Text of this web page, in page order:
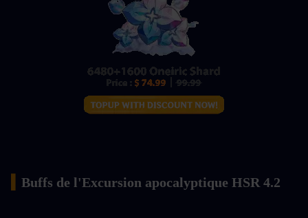
Buffs de l'Excursion apocalyptique HSR 4.2